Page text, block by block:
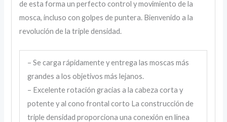
de esta forma un perfecto control y movimiento de la
mosca, incluso con golpes de puntera. Bienvenido a la
revolución de la triple densidad.
– Se carga rápidamente y entrega las moscas más
grandes a los objetivos más lejanos.
– Excelente rotación gracias a la cabeza corta y
potente y al cono frontal corto La construcción de
triple densidad proporciona una conexión en línea